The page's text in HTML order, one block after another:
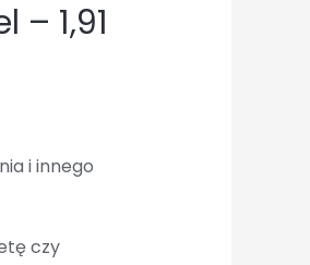
– 1,91
i innego
czy